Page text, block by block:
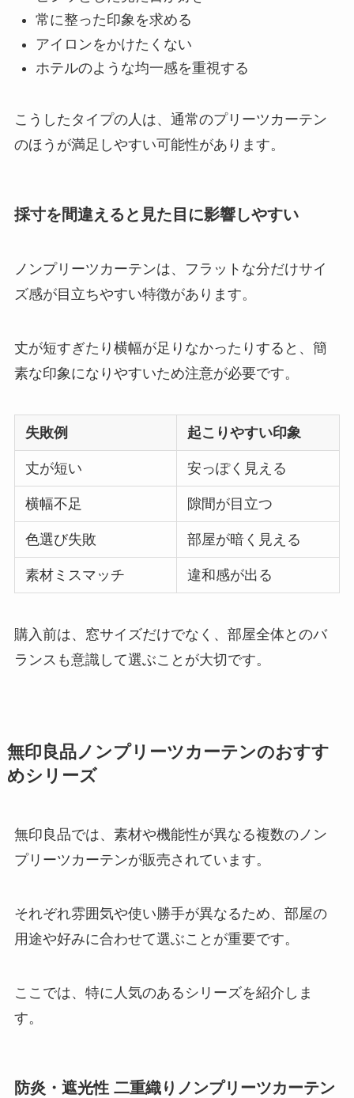
常に整った印象を求める
アイロンをかけたくない
ホテルのような均一感を重視する
こうしたタイプの人は、通常のプリーツカーテン
のほうが満足しやすい可能性があります。
採寸を間違えると見た目に影響しやすい
ノンプリーツカーテンは、フラットな分だけサイ
ズ感が目立ちやすい特徴があります。
丈が短すぎたり横幅が足りなかったりすると、簡
素な印象になりやすいため注意が必要です。
失敗例 起こりやすい印象
丈が短い 安っぽく見える
横幅不足 隙間が目立つ
色選び失敗 部屋が暗く見える
素材ミスマッチ 違和感が出る
購入前は、窓サイズだけでなく、部屋全体とのバ
ランスも意識して選ぶことが大切です。
無印良品ノンプリーツカーテンのおすす
めシリーズ
無印良品では、素材や機能性が異なる複数のノン
プリーツカーテンが販売されています。
それぞれ雰囲気や使い勝手が異なるため、部屋の
用途や好みに合わせて選ぶことが重要です。
ここでは、特に人気のあるシリーズを紹介しま
す。
防炎・遮光性 二重織りノンプリーツカーテン